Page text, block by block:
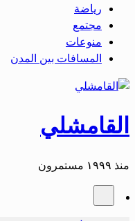
رياضة
مجتمع
منوعات
المسافات بين المدن
القامشلي
منذ ١٩٩٩ مستمرون